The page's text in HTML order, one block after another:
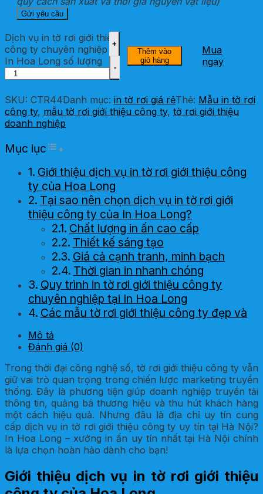
Dịch vụ in tờ rơi giới thiệu
công ty chuyên nghiệp từ
In Hoa Long số lượng
Thêm vào
giỏ hàng
Mua
ngay
SKU: CTR44Danh mục: in tờ rơi giá rẻThẻ: Mẫu in tờ rơi
công ty, mẫu tờ rơi giới thiệu công ty, tờ rơi giới thiệu
doanh nghiệp
Mục lục Toggle Table of Content
Giới thiệu dịch vụ in tờ rơi giới thiệu công
ty của Hoa Long
Tại sao nên chọn dịch vụ in tờ rơi giới
thiệu công ty của In Hoa Long?
Chất lượng in ấn cao cấp
Thiết kế sáng tạo
Giá cả cạnh tranh, minh bạch
Thời gian in nhanh chóng
Quy trình in tờ rơi giới thiệu công ty
chuyên nghiệp tại In Hoa Long
Các mẫu tờ rơi giới thiệu công ty đẹp và
Mô tả
Đánh giá (0)
Trong thời đại công nghệ số, tờ rơi giới thiệu công ty vẫn
giữ vai trò quan trọng trong chiến lược marketing truyền
thống. Đây là phương tiện giúp doanh nghiệp truyền tải
thông tin, quảng bá thương hiệu và thu hút khách hàng
một cách hiệu quả. Nhưng đâu là địa chỉ uy tín cung
cấp dịch vụ in tờ rơi giới thiệu công ty uy tín tại Hà Nội?
In Hoa Long – xưởng in ấn uy tín nhất tại Hà Nội chính
là lựa chọn hoàn hảo dành cho bạn!
Giới thiệu dịch vụ in tờ rơi giới thiệu